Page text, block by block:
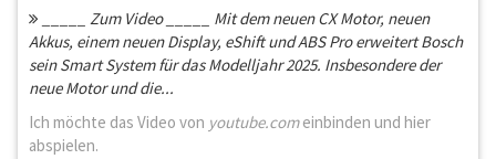
_____ Zum Video _____ Mit dem neuen CX Motor, neuen
Akkus, einem neuen Display, eShift und ABS Pro erweitert Bosch
sein Smart System für das Modelljahr 2025. Insbesondere der
neue Motor und die...
Ich möchte das Video von youtube.comeinbinden und hier
abspielen.